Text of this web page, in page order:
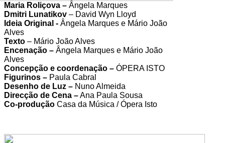
Maria Roliçova – Ângela Marques
Dmitri Lunatikov – David Wyn Lloyd
Ideia Original - Ângela Marques e Mário João
Alves
Texto – Mário João Alves
Encenação – Ângela Marques e Mário João
Alves
Concepção e coordenação – ÓPERA ISTO
Figurinos – Paula Cabral
Desenho de Luz – Nuno Almeida
Direcção de Cena –Ana Paula Sousa
Co-produção Casa da Música / Ópera Isto